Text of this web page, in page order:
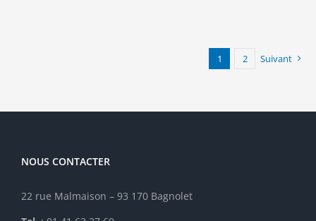
1 2 Suivant
NOUS CONTACTER
22 rue Malmaison – 93 170 Bagnolet